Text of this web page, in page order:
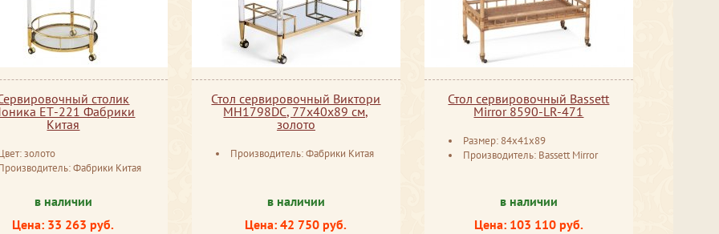
столик
ЕТ-221 Фабрики
Китая
золото
Фабрики Китая
в наличии
Цена: 33 263 руб.
Стол сервировочный Виктори
MH1798DC, 77х40х89 см,
золото
Производитель: Фабрики Китая
в наличии
Цена: 42 750 руб.
Стол сервировочный Bassett
Mirror 8590-LR-471
Размер: 84x41x89
Производитель: Bassett Mirror
в наличии
Цена: 103 110 руб.